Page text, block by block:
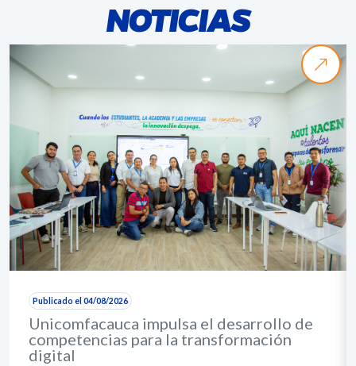
NOTICIAS
Publicado el 04/08/2026
Unicomfacauca impulsa el desarrollo de
competencias para la transformación
digital